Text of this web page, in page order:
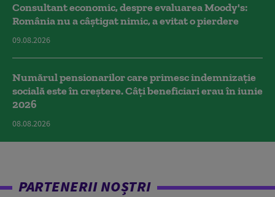
Consultant economic, despre evaluarea Moody's:
România nu a câştigat nimic, a evitat o pierdere
09.08.2026
Numărul pensionarilor care primesc indemnizaţie
socială este în creștere. Câți beneficiari erau în iunie
2026
08.08.2026
PARTENERII NOȘTRI